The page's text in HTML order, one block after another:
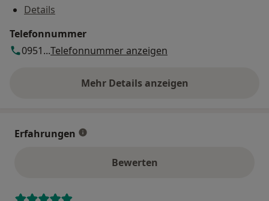
Details
Telefonnummer
0951...Telefonnummer anzeigen
Mehr Details anzeigen
über die Adresse
Erfahrungen
Bewerten